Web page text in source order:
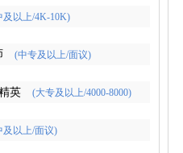
及以上/4K-10K)
(中专及以上/面议)
英 (大专及以上/4000-8000)
及以上/面议)